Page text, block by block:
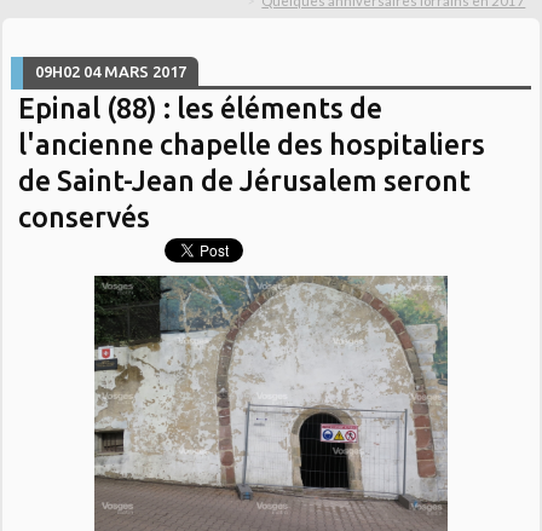
09H02 04 MARS 2017
Epinal (88) : les éléments de
l'ancienne chapelle des hospitaliers
de Saint-Jean de Jérusalem seront
conservés